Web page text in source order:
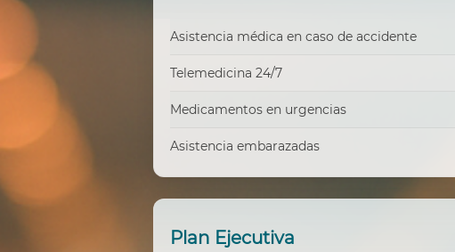
Asistencia médica en caso de accidente
Telemedicina 24/7
Medicamentos en urgencias
Asistencia embarazadas
Plan Ejecutiva